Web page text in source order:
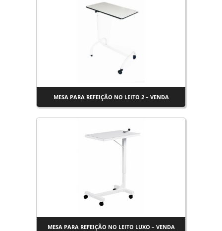
MESA PARA REFEIÇÃO NO LEITO 2 – VENDA
MESA PARA REFEIÇÃO NO LEITO LUXO – VENDA